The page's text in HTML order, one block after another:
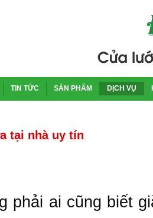
TIN TỨC SẢN PHẨM DỊCH VỤ
tại nhà uy tín
phải ai cũng biết